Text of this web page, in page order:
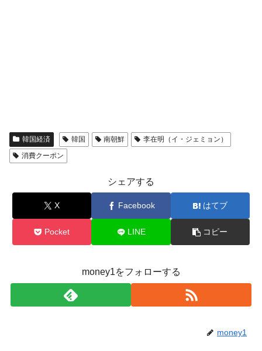
韓国経済 韓国 南朝鮮
李在明（イ・ジェミョン）
消費クーポン
シェアする
X Facebook はてブ
Pocket LINE コピー
money1をフォローする
money1